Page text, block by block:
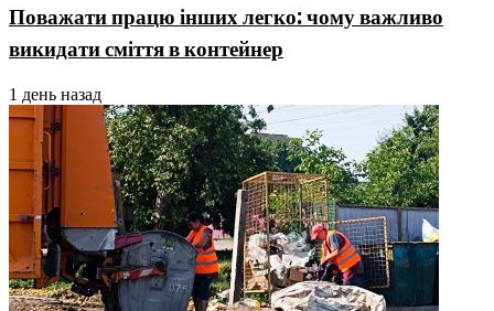
Поважати працю інших легко: чому важливо
викидати сміття в контейнер
1 день назад